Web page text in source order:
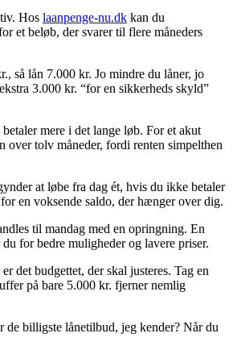
Hos laanpenge-nu.dk kan du
et beløb, der svarer til flere måneders
så lån 7.000 kr. Jo mindre du låner, jo
3.000 kr. “for en sikkerheds skyld”
mere i det lange løb. For et akut
over tolv måneder, fordi renten simpelthen
at løbe fra dag ét, hvis du ikke betaler
en voksende saldo, der hænger over dig.
til mandag med en opringning. En
for bedre muligheder og lavere priser.
det budgettet, der skal justeres. Tag en
på bare 5.000 kr. fjerner nemlig
billigste lånetilbud, jeg kender? Når du